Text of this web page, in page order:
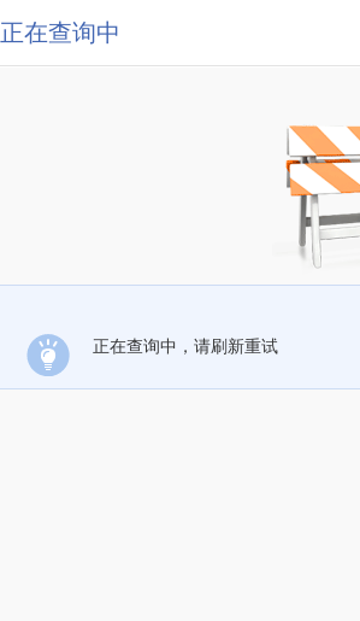
正在查询中
正在查询中，请刷新重试